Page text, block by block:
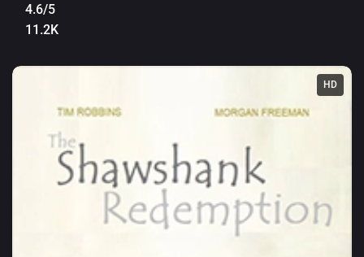
4.6/5
11.2K
HD